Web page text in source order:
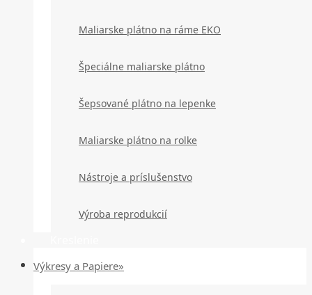
Maliarske plátno na ráme EKO
Špeciálne maliarske plátno
Šepsované plátno na lepenke
Maliarske plátno na rolke
Nástroje a príslušenstvo
Výroba reprodukcií
Výkresy a Papiere»